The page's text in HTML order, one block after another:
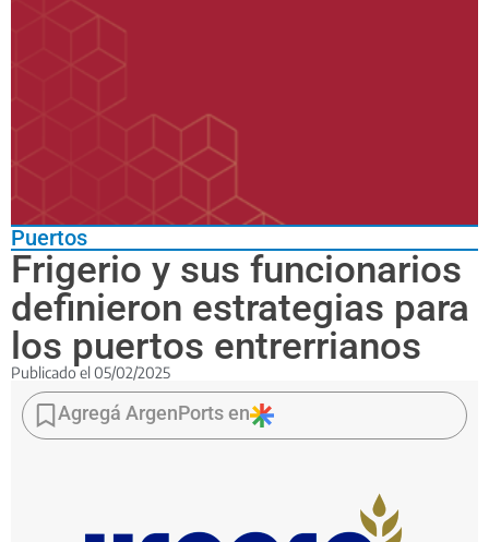
Puertos
Frigerio y sus funcionarios
definieron estrategias para
los puertos entrerrianos
Publicado el 05/02/2025
Se
avanzó
en
Agregá ArgenPorts en